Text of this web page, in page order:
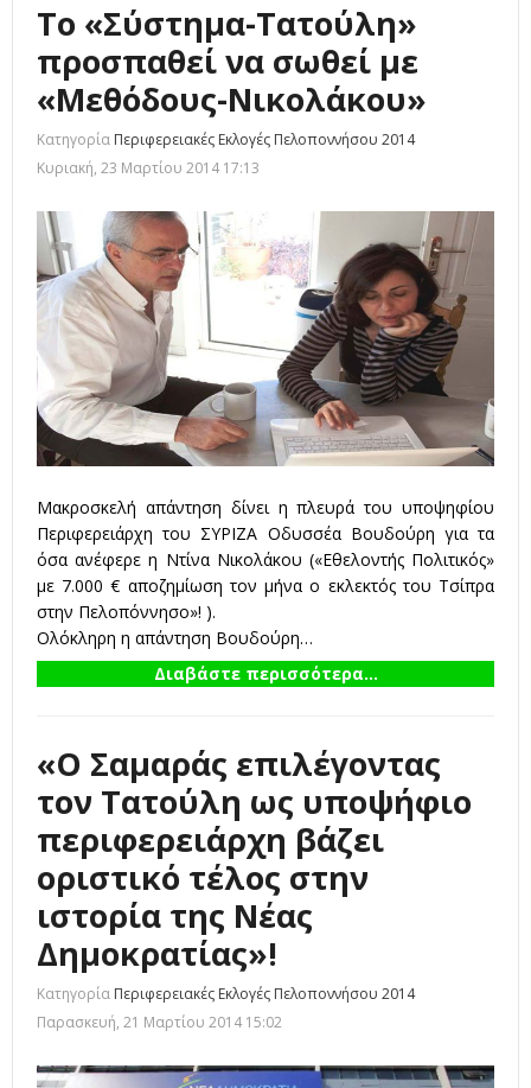
Το «Σύστημα-Τατούλη»
προσπαθεί να σωθεί με
«Μεθόδους-Νικολάκου»
Κατηγορία Περιφερειακές Εκλογές Πελοποννήσου 2014
Κυριακή, 23 Μαρτίου 2014 17:13
Μακροσκελή απάντηση δίνει η πλευρά του υποψηφίου
Περιφερειάρχη του ΣΥΡΙΖΑ Οδυσσέα Βουδούρη για τα
όσα ανέφερε η Ντίνα Νικολάκου («Εθελοντής Πολιτικός»
με 7.000 € αποζημίωση τον μήνα ο εκλεκτός του Τσίπρα
στην Πελοπόννησο»! ).
Ολόκληρη η απάντηση Βουδούρη…
Διαβάστε περισσότερα...
«Ο Σαμαράς επιλέγοντας
τον Τατούλη ως υποψήφιο
περιφερειάρχη βάζει
οριστικό τέλος στην
ιστορία της Νέας
Δημοκρατίας»!
Κατηγορία Περιφερειακές Εκλογές Πελοποννήσου 2014
Παρασκευή, 21 Μαρτίου 2014 15:02